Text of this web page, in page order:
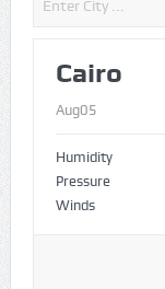
Cairo
Aug05
Humidity
Pressure
Winds